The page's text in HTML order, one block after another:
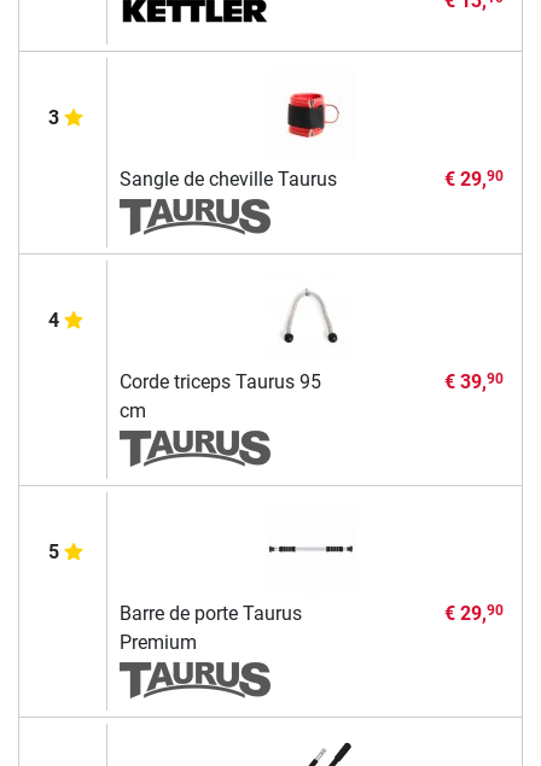
3
Sangle de cheville Taurus € 29,90
4
Corde triceps Taurus 95
cm
€ 39,90
5
Barre de porte Taurus
Premium
€ 29,90